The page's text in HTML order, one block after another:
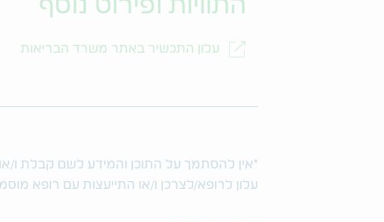
התוויות ופירוט נוסף
עלון התכשיר באתר משרד הבריאות
*אין להסתמך על התוכן והמידע לשם קבלת ו/או
עלון לרופא/לצרכן ו/או התייעצות עם רופא